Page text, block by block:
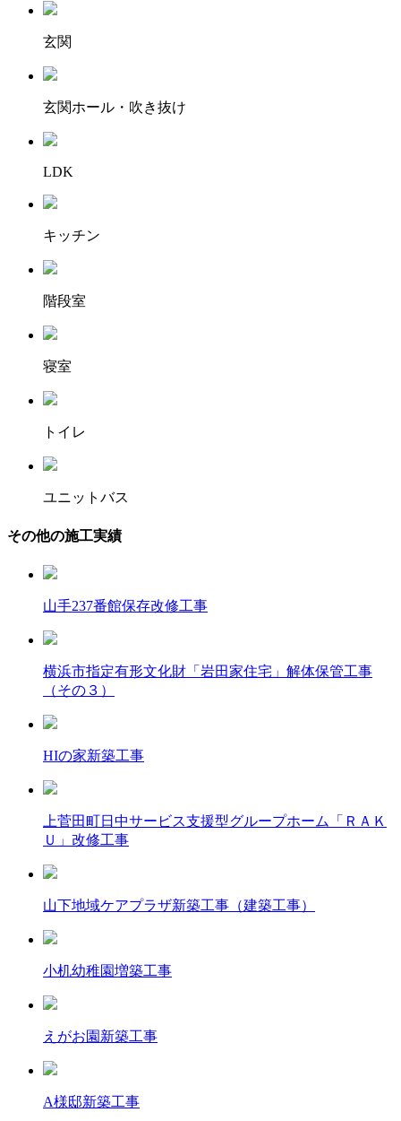
玄関
玄関ホール・吹き抜け
LDK
キッチン
階段室
寝室
トイレ
ユニットバス
その他の施工実績
山手237番館保存改修工事
横浜市指定有形文化財「岩田家住宅」解体保管工事
（その３）
HIの家新築工事
上菅田町日中サービス支援型グループホーム「ＲＡＫ
Ｕ」改修工事
山下地域ケアプラザ新築工事（建築工事）
小机幼稚園増築工事
えがお園新築工事
A様邸新築工事